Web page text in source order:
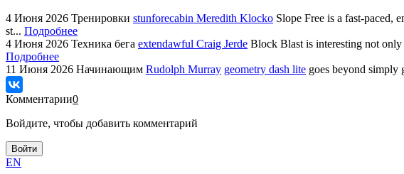
4 Июня 2026 Тренировки stunforecabin Meredith Klocko Slope Free is a fast-paced,
st... Подробнее
4 Июня 2026 Техника бега extendawful Craig Jerde Block Blast is interesting not
Подробнее
11 Июня 2026 Начинающим Rudolph Murray geometry dash lite goes beyond simply
Комментарии0
Войдите, чтобы добавить комментарий
Войти
EN